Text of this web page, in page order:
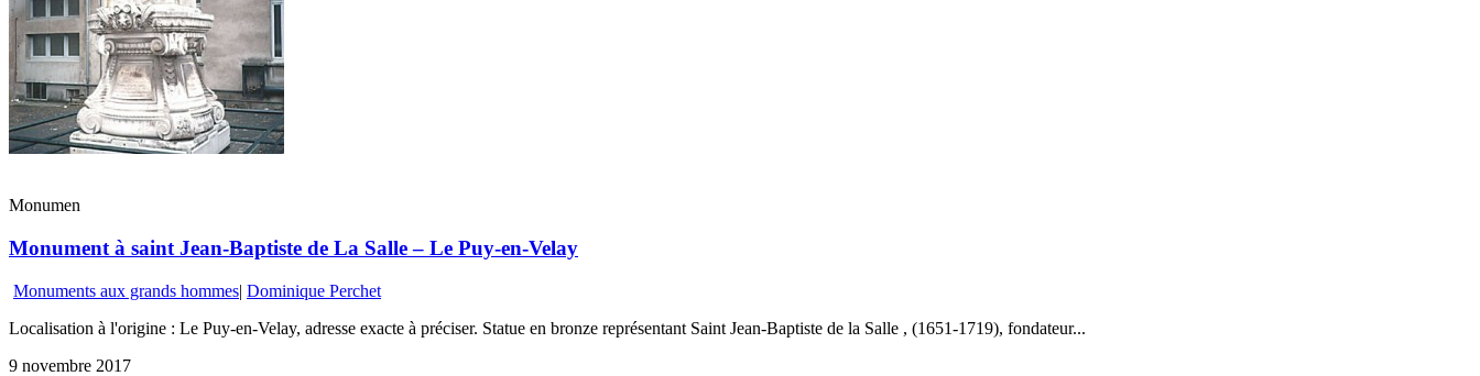
Monumen
Monument à saint Jean-Baptiste de La Salle – Le Puy-en-Velay
Monuments aux grands hommes| Dominique Perchet
Localisation à l'origine : Le Puy-en-Velay, adresse exacte à préciser. Statue en bronze représentant Saint Jean-Baptiste de la Salle , (1651-1719), fondateur...
9 novembre 2017